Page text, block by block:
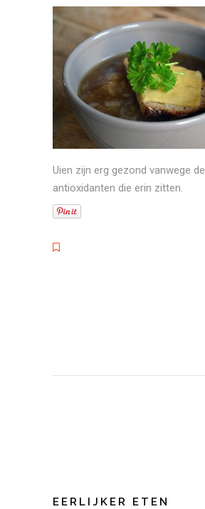
Uien zijn erg gezond vanwege
antioxidanten die erin zitten.
EERLIJKER ETEN